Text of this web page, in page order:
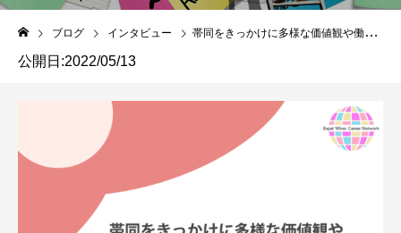
ブログ インタビュー 帯同をきっかけに多様な価値観や働き方を認める社会の実現に取り組む
公開日:2022/05/13